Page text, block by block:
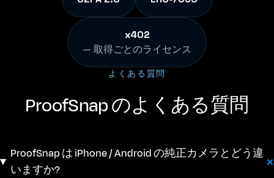
x402
— 取得ごとのライセンス
よくある質問
ProofSnap のよくある質問
ProofSnap は iPhone / Android の純正カメラとどう違
いますか?